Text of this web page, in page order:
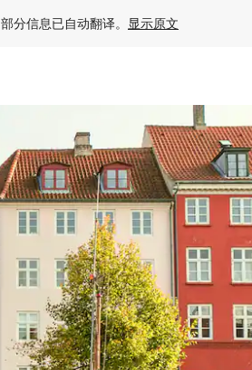
部分信息已自动翻译。 显示原文